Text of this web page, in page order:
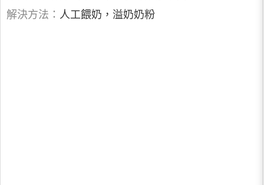
解決方法： 人工餵奶，溢奶奶粉